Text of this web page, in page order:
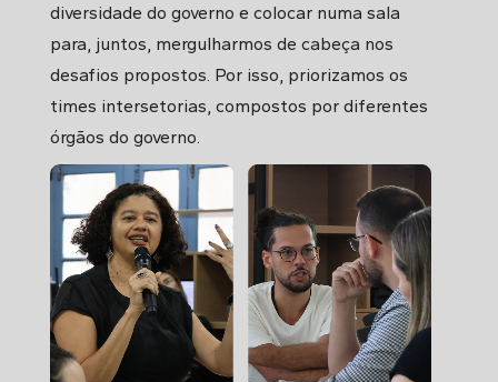
diversidade do governo e colocar numa sala
para, juntos, mergulharmos de cabeça nos
desafios propostos. Por isso, priorizamos os
times intersetorias, compostos por diferentes
órgãos do governo.